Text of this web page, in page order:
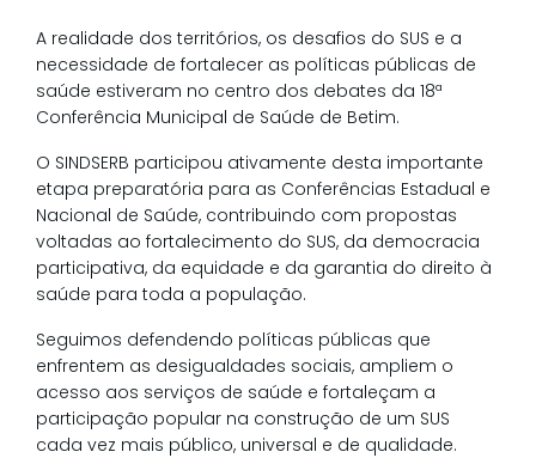
A realidade dos territórios, os desafios do SUS e a
necessidade de fortalecer as políticas públicas de
saúde estiveram no centro dos debates da 18ª
Conferência Municipal de Saúde de Betim.
O SINDSERB participou ativamente desta importante
etapa preparatória para as Conferências Estadual e
Nacional de Saúde, contribuindo com propostas
voltadas ao fortalecimento do SUS, da democracia
participativa, da equidade e da garantia do direito à
saúde para toda a população.
Seguimos defendendo políticas públicas que
enfrentem as desigualdades sociais, ampliem o
acesso aos serviços de saúde e fortaleçam a
participação popular na construção de um SUS
cada vez mais público, universal e de qualidade.